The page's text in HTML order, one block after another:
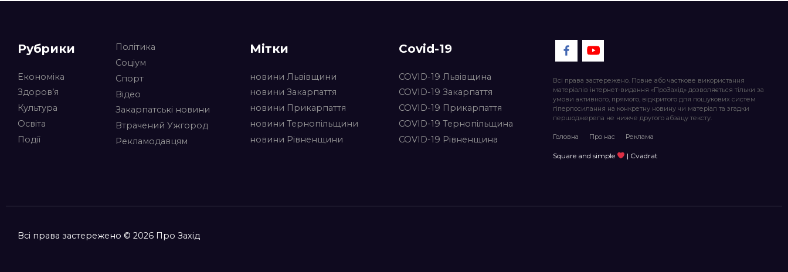
Рубрики
Економіка
Здоров’я
Культура
Освіта
Події
Політика
Соціум
Спорт
Відео
Закарпатські новини
Втрачений Ужгород
Рекламодавцям
Мітки
новини Львівщини
новини Закарпаття
новини Прикарпаття
новини Тернопільщини
новини Рівненщини
Covid-19
COVID-19 Львівщина
COVID-19 Закарпаття
COVID-19 Прикарпаття
COVID-19 Тернопільщина
COVID-19 Рівненщина
Всі права застережено. Повне або часткове використання
матеріалів інтернет-видання «ПроЗахід» дозволяється тільки за
умови активного, прямого, відкритого для пошукових систем
гіперпосилання на конкретну новину чи матеріал та згадки
першоджерела не нижче другого абзацу тексту.
Головна Про нас Реклама
Square and simple | Cvadrat
Всі права застережено © 2026 Про Захід